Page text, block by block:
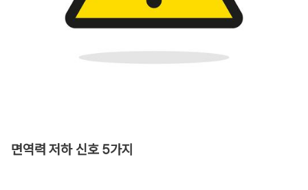
면역력 저하 신호 5가지